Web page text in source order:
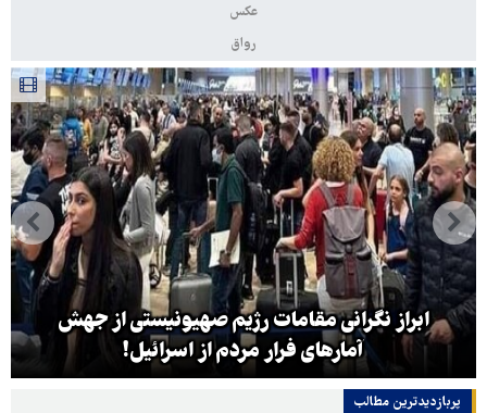
عکس
رواق
ابراز نگرانی مقامات رژیم صهیونیستی از جهش
آمارهای فرار مردم از اسرائیل!
پربازدیدترین‌ مطالب